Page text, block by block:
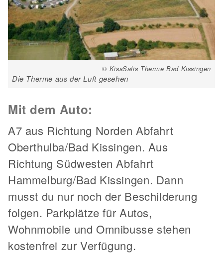
© KissSalis Therme Bad Kissingen
Die Therme aus der Luft gesehen
Mit dem Auto:
A7 aus Richtung Norden Abfahrt
Oberthulba/Bad Kissingen. Aus
Richtung Südwesten Abfahrt
Hammelburg/Bad Kissingen. Dann
musst du nur noch der Beschilderung
folgen. Parkplätze für Autos,
Wohnmobile und Omnibusse stehen
kostenfrei zur Verfügung.